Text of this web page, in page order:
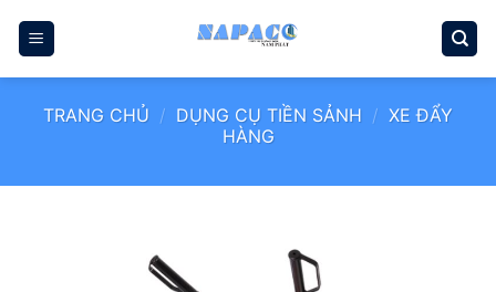
qua
TRANG CHỦ / DỤNG CỤ TIỀN SẢNH / XE ĐẨY
HÀNG